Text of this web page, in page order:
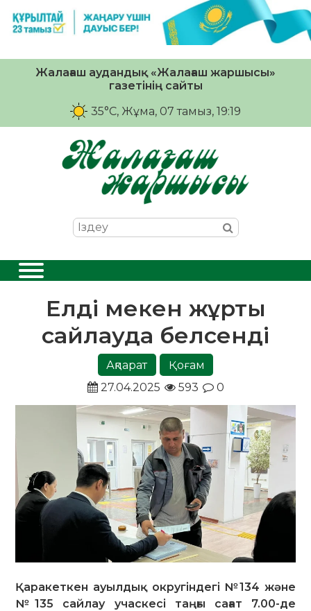
Жалағаш аудандық «Жалағаш жаршысы»
газетінің сайты
35°C, Жұма, 07 тамыз, 19:19
Елді мекен жұрты
сайлауда белсенді
Ақпарат
Қоғам
27.04.2025
593 0
Қаракеткен ауылдық округіндегі №134 және
№135 сайлау учаскесі таңғы сағат 7.00-де